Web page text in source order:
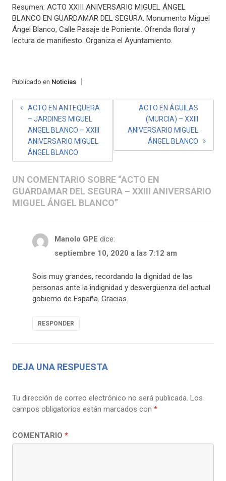
Resumen: ACTO XXIII ANIVERSARIO MIGUEL ÁNGEL
BLANCO EN GUARDAMAR DEL SEGURA. Monumento Miguel
Ángel Blanco, Calle Pasaje de Poniente. Ofrenda floral y
lectura de manifiesto. Organiza el Ayuntamiento.
Publicado en Noticias
NAVEGACIÓN
ENTRADAS
ACTO EN ANTEQUERA
– JARDINES MIGUEL
ANGEL BLANCO – XXIII
ANIVERSARIO MIGUEL
ÁNGEL BLANCO
ACTO EN ÁGUILAS
(MURCIA) – XXIII
ANIVERSARIO MIGUEL
ÁNGEL BLANCO
UN COMENTARIO SOBRE “ACTO EN
GUARDAMAR DEL SEGURA – XXIII ANIVERSARIO
MIGUEL ÁNGEL BLANCO”
Manolo GPE dice:
septiembre 10, 2020 a las 7:12 am
Sois muy grandes, recordando la dignidad de las
personas ante la indignidad y desvergüenza del actual
gobierno de España. Gracias.
RESPONDER
DEJA UNA RESPUESTA
Tu dirección de correo electrónico no será publicada. Los
campos obligatorios están marcados con *
COMENTARIO *